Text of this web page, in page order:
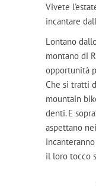
Vivete
incantare
Lontano
montano di
opportunità
Che si tratti
mountain
denti. E
aspettano
il loro tocco